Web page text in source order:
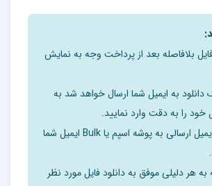
ساختمان ها و چسپيدن آنها به يکديگر
هاي ما کمتر داراي چهار وجه مشخص
بنا به ديد و منظر اصلي بدل مي شود تنها
کهن ترين تمدن هاي بشري را داراست از
جهانگردان داخلي و خارجي قرار داشته بناها
معماري و نماي چشمگير و عظيم را در
که سبک هاي زيبا را به جهانيان عرضه
بلافاصله بعد از پرداخت وجه به نمایش
به ایمیل شما ارسال خواهد شد به
خود را به دقت وارد نمایید.
ممکن است ایمیل ارسالی به پوشه اسپم یا Bulk ایمیل شما
هر دلیلی موفق به دانلود فایل مورد نظر